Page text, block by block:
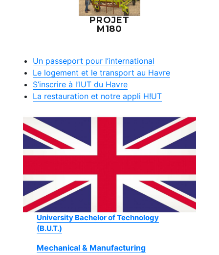
PROJET
M180
Un passeport pour l’international
Le logement et le transport au Havre
S’inscrire à l’IUT du Havre
La restauration et notre appli H!UT
University Bachelor of Technology
(B.U.T.)
Mechanical & Manufacturing